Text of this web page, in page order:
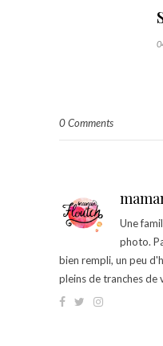
0 Comments
Une
photo.
bien rempli, un peu
pleins de tranches de